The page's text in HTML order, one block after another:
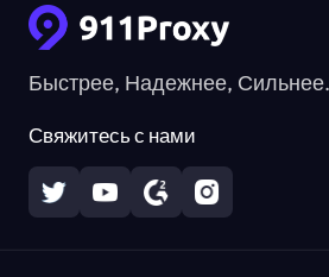
Быстрее, Надежнее, Сильнее.
Свяжитесь с нами